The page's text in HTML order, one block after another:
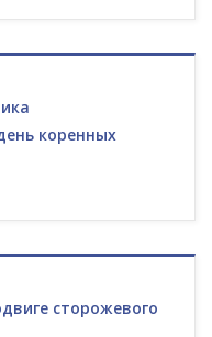
коренных
сторожевого